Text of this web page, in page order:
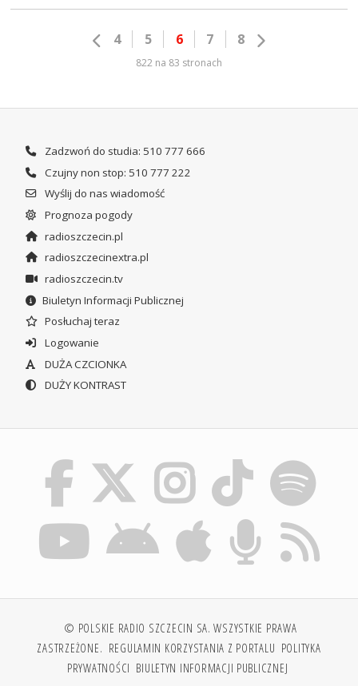
4 5 6 7 8
822 na 83 stronach
Zadzwoń do studia: 510 777 666
Czujny non stop: 510 777 222
Wyślij do nas wiadomość
Prognoza pogody
radioszczecin.pl
radioszczecinextra.pl
radioszczecin.tv
Biuletyn Informacji Publicznej
Posłuchaj teraz
Logowanie
DUŻA CZCIONKA
DUŻY KONTRAST
© POLSKIE RADIO SZCZECIN SA. WSZYSTKIE PRAWA
ZASTRZEŻONE. REGULAMIN KORZYSTANIA Z PORTALU POLITYKA
PRYWATNOŚCI BIULETYN INFORMACJI PUBLICZNEJ